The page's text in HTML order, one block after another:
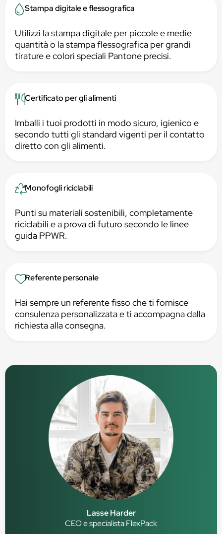
Stampa digitale e flessografica
Utilizzi la stampa digitale per piccole e medie
quantità o la stampa flessografica per grandi
tirature e colori speciali Pantone precisi.
Certificato per gli alimenti
Imballi i tuoi prodotti in modo sicuro, igienico e
secondo tutti gli standard vigenti per il contatto
diretto con gli alimenti.
Monofogli riciclabili
Punti su materiali sostenibili, completamente
riciclabili e a prova di futuro secondo le linee
guida PPWR.
Referente personale
Hai sempre un referente fisso che ti fornisce
consulenza personalizzata e ti accompagna dalla
richiesta alla consegna.
Lasse Harder
CEO e specialista FlexPack